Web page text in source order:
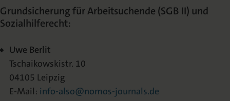
Grundsicherung für Arbeitsuchende (SGB II) und
Sozialhilferecht:
Uwe Berlit
Tschaikowskistr. 10
04105 Leipzig
E-Mail: info-also@nomos-journals.de